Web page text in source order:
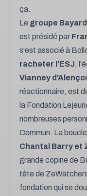
ça.
Le groupe Bayard
est présidé par
s'est associé à
racheter l'ESJ,
Vianney
réactionnaire, est
la Fondation
nombreuses
Commun. La
Chantal Barry et
grande copine de
tête de
fondation qui se